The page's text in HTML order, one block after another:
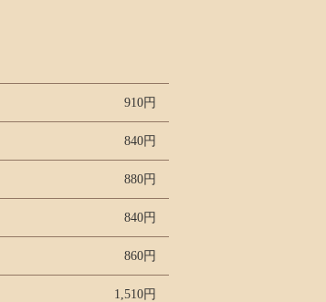
910円
840円
880円
840円
860円
1,510円